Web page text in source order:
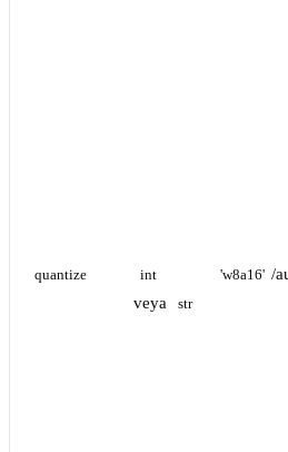
quantize int
veya str
'w8a16' /